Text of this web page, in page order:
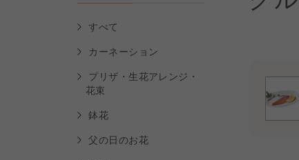
すべて
カーネーション
プリザ・生花アレンジ・
花束
鉢花
父の日のお花